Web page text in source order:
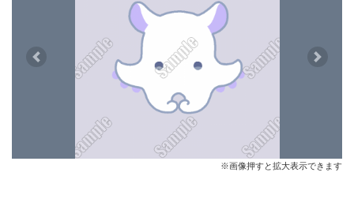
Previous Next
※画像押すと拡大表示できます